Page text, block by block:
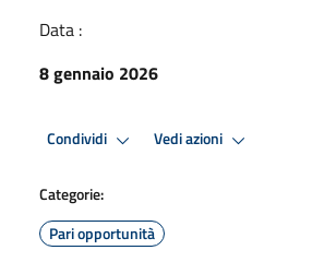
Data :
8 gennaio 2026
Condividi Vedi azioni
Categorie:
Pari opportunità